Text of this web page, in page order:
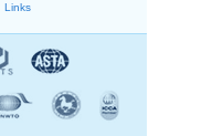
Links